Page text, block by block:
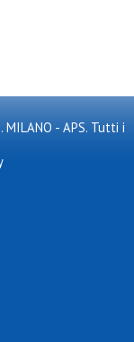
MILANO - APS. Tutti i